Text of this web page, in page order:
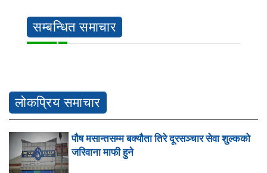
सम्बन्धित समाचार
लोकप्रिय समाचार
पौष मसान्तसम्म बक्यौता तिरे दूरसञ्चार सेवा शुल्कको
जरिवाना माफी हुने